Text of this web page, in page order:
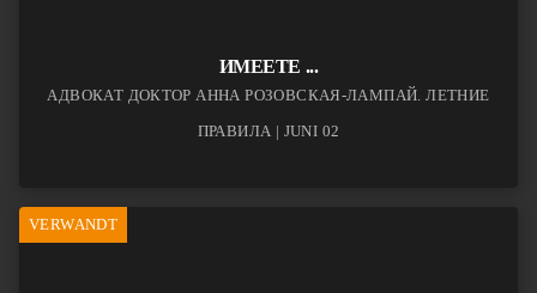
ИМЕЕТЕ ...
АДВОКАТ ДОКТОР АННА РОЗОВСКАЯ-ЛАМПАЙ. ЛЕТНИЕ
ПРАВИЛА | JUNI 02
VERWANDT